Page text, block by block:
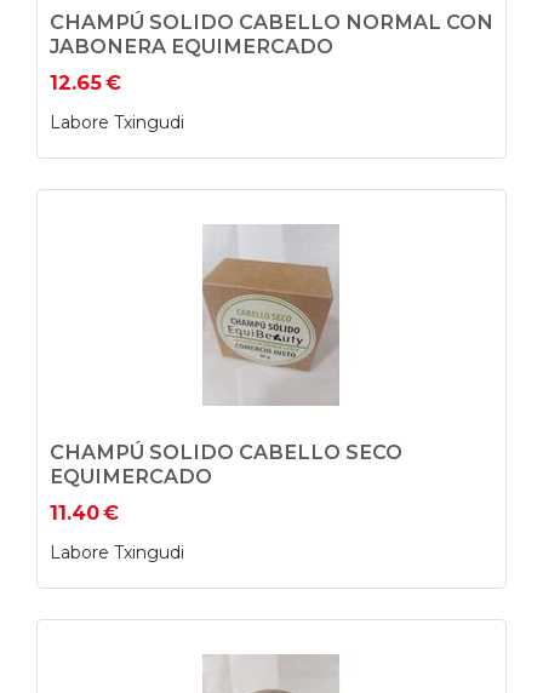
CHAMPÚ SOLIDO CABELLO NORMAL CON
JABONERA EQUIMERCADO
12.65€
Labore Txingudi
CHAMPÚ SOLIDO CABELLO SECO
EQUIMERCADO
11.40€
Labore Txingudi